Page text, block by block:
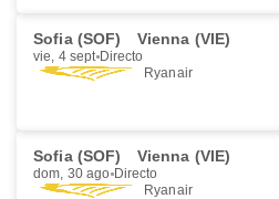
Sofia (SOF) Vienna (VIE)
vie, 4 sept Directo
Ryanair
Sofia (SOF) Vienna (VIE)
dom, 30 ago Directo
Ryanair